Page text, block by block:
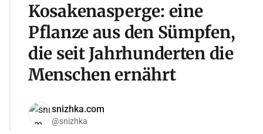
Kosakenasperge: eine
Pflanze aus den Sümpfen,
die seit Jahrhunderten die
Menschen ernährt
snizhka.com
@snizhka